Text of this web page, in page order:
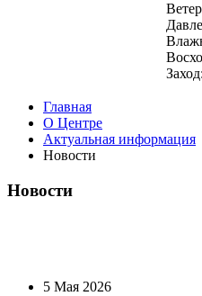
Заход:
Главная
О Центре
Актуальная информация
Новости
Новости
5 Мая 2026